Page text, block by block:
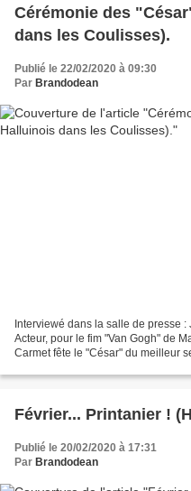
Cérémonie des
dans les Coulisses).
Publié le 22/02/2020 à 09:30
Par Brandodean
Interviewé dans la salle de presse : Jacques
Acteur, pour le fim "Van Gogh" de
Carmet fête le "César" du meilleur
Février... Printanier !
Publié le 20/02/2020 à 17:31
Par Brandodean